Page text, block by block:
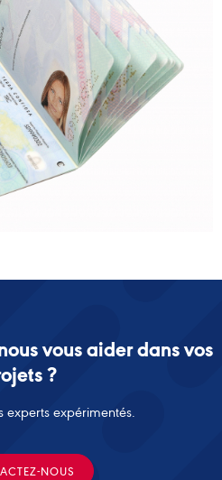
vous aider dans vos
?
experts expérimentés.
NOUS